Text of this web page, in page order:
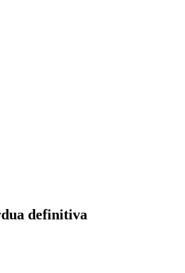
definitiva